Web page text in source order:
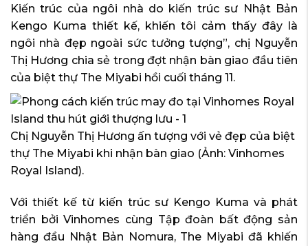
Kiến trúc của ngôi nhà do kiến trúc sư Nhật Bản
Kengo Kuma thiết kế, khiến tôi cảm thấy đây là
ngôi nhà đẹp ngoài sức tưởng tượng”, chị Nguyễn
Thị Hương chia sẻ trong đợt nhận bàn giao đầu tiên
của biệt thự The Miyabi hồi cuối tháng 11.
Chị Nguyễn Thị Hương ấn tượng với vẻ đẹp của biệt
thự The Miyabi khi nhận bàn giao (Ảnh: Vinhomes
Royal Island).
Với thiết kế từ kiến trúc sư Kengo Kuma và phát
triển bởi Vinhomes cùng Tập đoàn bất động sản
hàng đầu Nhật Bản Nomura, The Miyabi đã khiến